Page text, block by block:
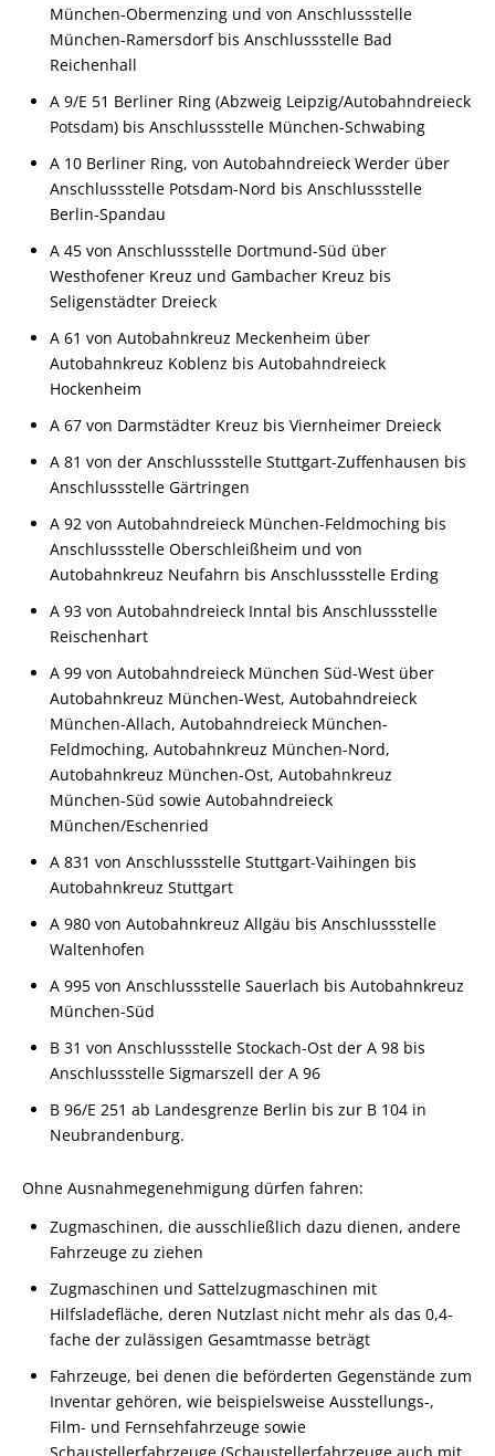
München-Obermenzing und von Anschlussstelle
München-Ramersdorf bis Anschlussstelle Bad
Reichenhall
A 9/E 51 Berliner Ring (Abzweig Leipzig/Autobahndreieck
Potsdam) bis Anschlussstelle München-Schwabing
A 10 Berliner Ring, von Autobahndreieck Werder über
Anschlussstelle Potsdam-Nord bis Anschlussstelle
Berlin-Spandau
A 45 von Anschlussstelle Dortmund-Süd über
Westhofener Kreuz und Gambacher Kreuz bis
Seligenstädter Dreieck
A 61 von Autobahnkreuz Meckenheim über
Autobahnkreuz Koblenz bis Autobahndreieck
Hockenheim
A 67 von Darmstädter Kreuz bis Viernheimer Dreieck
A 81 von der Anschlussstelle Stuttgart-Zuffenhausen bis
Anschlussstelle Gärtringen
A 92 von Autobahndreieck München-Feldmoching bis
Anschlussstelle Oberschleißheim und von
Autobahnkreuz Neufahrn bis Anschlussstelle Erding
A 93 von Autobahndreieck Inntal bis Anschlussstelle
Reischenhart
A 99 von Autobahndreieck München Süd-West über
Autobahnkreuz München-West, Autobahndreieck
München-Allach, Autobahndreieck München-
Feldmoching, Autobahnkreuz München-Nord,
Autobahnkreuz München-Ost, Autobahnkreuz
München-Süd sowie Autobahndreieck
München/Eschenried
A 831 von Anschlussstelle Stuttgart-Vaihingen bis
Autobahnkreuz Stuttgart
A 980 von Autobahnkreuz Allgäu bis Anschlussstelle
Waltenhofen
A 995 von Anschlussstelle Sauerlach bis Autobahnkreuz
München-Süd
B 31 von Anschlussstelle Stockach-Ost der A 98 bis
Anschlussstelle Sigmarszell der A 96
B 96/E 251 ab Landesgrenze Berlin bis zur B 104 in
Neubrandenburg.
Ohne Ausnahmegenehmigung dürfen fahren:
Zugmaschinen, die ausschließlich dazu dienen, andere
Fahrzeuge zu ziehen
Zugmaschinen und Sattelzugmaschinen mit
Hilfsladefläche, deren Nutzlast nicht mehr als das 0,4-
fache der zulässigen Gesamtmasse beträgt
Fahrzeuge, bei denen die beförderten Gegenstände zum
Inventar gehören, wie beispielsweise Ausstellungs-,
Film- und Fernsehfahrzeuge sowie